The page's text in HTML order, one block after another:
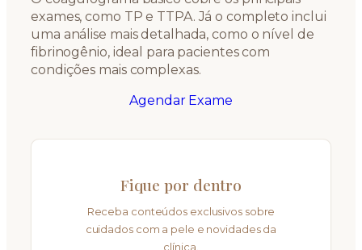
exames, como TP e TTPA. Já o completo inclui
uma análise mais detalhada, como o nível de
fibrinogênio, ideal para pacientes com
condições mais complexas.
Agendar Exame
Fique por dentro
Receba conteúdos exclusivos sobre
cuidados com a pele e novidades da
clínica.